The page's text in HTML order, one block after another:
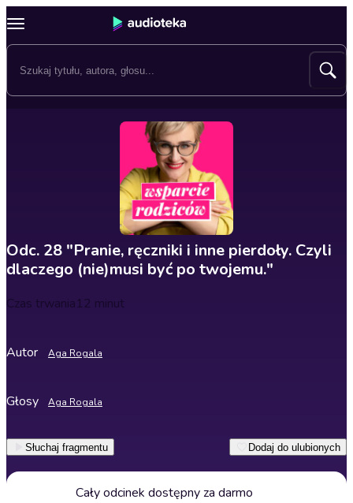
Odc. 28 "Pranie, ręczniki i inne pierdoły. Czyli
dlaczego (nie)musi być po twojemu."
Czas trwania12 minut
Autor Aga Rogala
Głosy Aga Rogala
Słuchaj fragmentu Dodaj do ulubionych
Cały odcinek dostępny za darmo